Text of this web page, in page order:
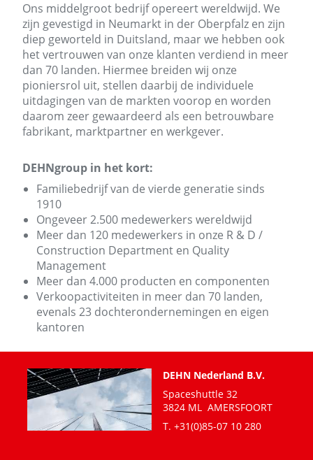
Ons middelgroot bedrijf opereert wereldwijd. We
zijn gevestigd in Neumarkt in der Oberpfalz en zijn
diep geworteld in Duitsland, maar we hebben ook
het vertrouwen van onze klanten verdiend in meer
dan 70 landen. Hiermee breiden wij onze
pioniersrol uit, stellen daarbij ​​de individuele
uitdagingen van de markten voorop en worden
daarom zeer gewaardeerd als een betrouwbare
fabrikant, marktpartner en werkgever.
DEHNgroup in het kort:
Familiebedrijf van de vierde generatie sinds
1910
Ongeveer 2.500 medewerkers wereldwijd
Meer dan 120 medewerkers in onze R & D /
Construction Department en Quality
Management
Meer dan 4.000 producten en componenten
Verkoopactiviteiten in meer dan 70 landen,
evenals 23 dochterondernemingen en eigen
kantoren
DEHN Nederland B.V.
Spaceshuttle 32
3824 ML AMERSFOORT
T. +31(0)85-07 10 280